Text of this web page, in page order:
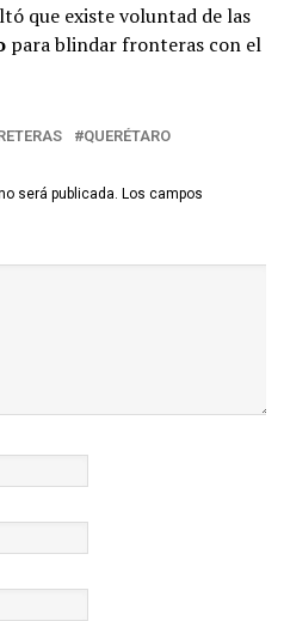
que existe voluntad de las
para blindar fronteras con el
QUERÉTARO
será publicada. Los campos